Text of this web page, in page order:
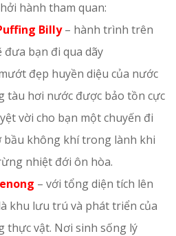
hành tham quan:
Billy– hành trình trên
bạn đi qua dãy
đẹp huyền diệu của nước
tàu hơi nước được bảo tồn cực
vời cho bạn một chuyến đi
không khí trong lành khi
nhiệt đới ôn hòa.
– với tổng diện tích lên
khu lưu trú và phát triển của
thực vật. Nơi sinh sống lý